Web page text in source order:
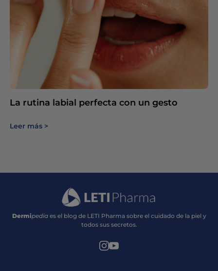
La rutina labial perfecta con un gesto
Leer más
Dermipediaes el blog de LETI Pharma sobre el cuidado de la piel y
todos sus secretos.